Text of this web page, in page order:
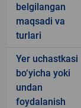
belgilangan
maqsadi va
turlari
Yer uchastkasi
bo‘yicha yoki
undan
foydalanish